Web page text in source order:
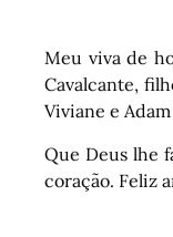
Meu viva de
Cavalcante,
Viviane e
Que Deus lhe
coração. Feliz